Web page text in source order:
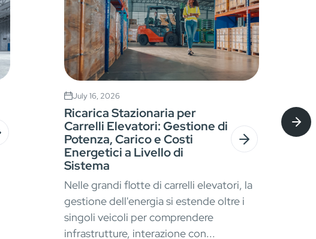
July 16, 2026
Ricarica Stazionaria per
Carrelli Elevatori: Gestione di
Potenza, Carico e Costi
Energetici a Livello di
Sistema
Nelle grandi flotte di carrelli elevatori, la
gestione dell'energia si estende oltre i
singoli veicoli per comprendere
infrastrutture, interazione con...